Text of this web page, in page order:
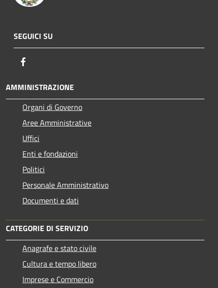
SEGUICI SU
AMMINISTRAZIONE
Organi di Governo
Aree Amministrative
Uffici
Enti e fondazioni
Politici
Personale Amministrativo
Documenti e dati
CATEGORIE DI SERVIZIO
Anagrafe e stato civile
Cultura e tempo libero
Imprese e Commercio